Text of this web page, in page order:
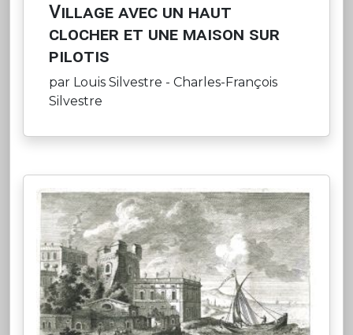
Village avec un haut
clocher et une maison sur
pilotis
par Louis Silvestre - Charles-François
Silvestre